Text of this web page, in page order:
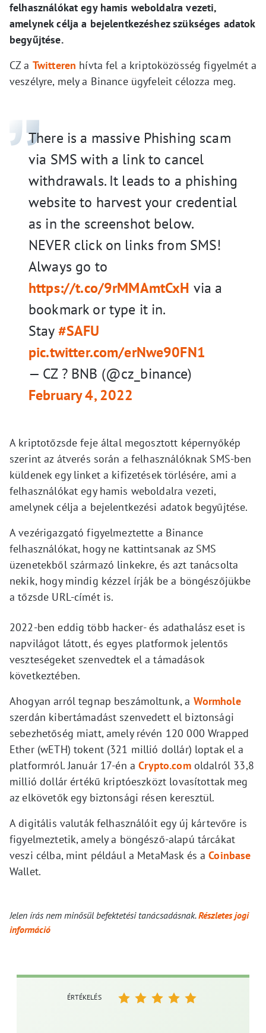
felhasználókat egy hamis weboldalra vezeti,
amelynek célja a bejelentkezéshez szükséges adatok
begyűjtése.
CZ a Twitteren hívta fel a kriptoközösség figyelmét a
veszélyre, mely a Binance ügyfeleit célozza meg.
There is a massive Phishing scam
via SMS with a link to cancel
withdrawals. It leads to a phishing
website to harvest your credential
as in the screenshot below.
NEVER click on links from SMS!
Always go to
https://t.co/9rMMAmtCxH via a
bookmark or type it in.
Stay#SAFU
pic.twitter.com/erNwe90FN1
— CZ ? BNB (@cz_binance)
February 4, 2022
A kriptotőzsde feje által megosztott képernyőkép
szerint az átverés során a felhasználóknak SMS-ben
küldenek egy linket a kifizetések törlésére, ami a
felhasználókat egy hamis weboldalra vezeti,
amelynek célja a bejelentkezési adatok begyűjtése.
A vezérigazgató figyelmeztette a Binance
felhasználókat, hogy ne kattintsanak az SMS
üzenetekből származó linkekre, és azt tanácsolta
nekik, hogy mindig kézzel írják be a böngészőjükbe
a tőzsde URL-címét is.
2022-ben eddig több hacker- és adathalász eset is
napvilágot látott, és egyes platformok jelentős
veszteségeket szenvedtek el a támadások
következtében.
Ahogyan arról tegnap beszámoltunk, a Wormhole
szerdán kibertámadást szenvedett el biztonsági
sebezhetőség miatt, amely révén 120 000 Wrapped
Ether (wETH) tokent (321 millió dollár) loptak el a
platformról. Január 17-én aCrypto.comoldalról 33,8
millió dollár értékű kriptóeszközt lovasítottak meg
az elkövetők egy biztonsági résen keresztül.
A digitális valuták felhasználóit egy új kártevőre is
figyelmeztetik, amely a böngésző-alapú tárcákat
veszi célba, mint például a MetaMask és aCoinbase
Wallet.
Jelen írás nem minősül befektetési tanácsadásnak.Részletes jogi
információ
ÉRTÉKELÉS